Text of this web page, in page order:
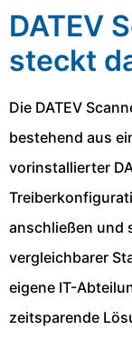
DATEV
steckt
Die DATEV
bestehend aus
vorinstallierter
anschließen und
vergleichbarer
eigene IT-
zeitsparende